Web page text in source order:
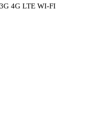
4G LTE WI-FI